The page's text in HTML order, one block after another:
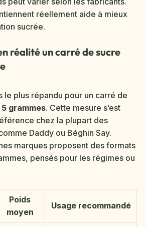
réellement aide à mieux
sucrée.
réalité un carré de sucre
le plus répandu pour un carré de
5 grammes. Cette mesure s’est
chez la plupart des
Daddy ou Béghin Say.
marques proposent des formats
pensés pour les régimes ou
Poids
moyen
Usage recommandé